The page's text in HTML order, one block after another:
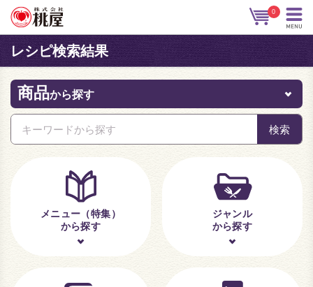
0
レシピ検索結果
商品から探す
メニュー（特集）
から探す
ジャンル
から探す